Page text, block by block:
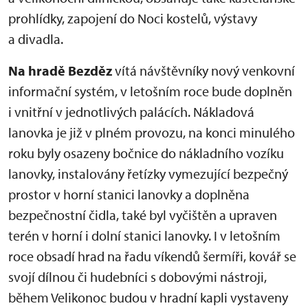
prohlídky, zapojení do Noci kostelů, výstavy
a divadla.
Na hradě Bezdězvítá návštěvníky nový venkovní
informační systém, v letošním roce bude doplněn
i vnitřní v jednotlivých palácích. Nákladová
lanovka je již v plném provozu, na konci minulého
roku byly osazeny bočnice do nákladního vozíku
lanovky, instalovány řetízky vymezující bezpečný
prostor v horní stanici lanovky a doplněna
bezpečnostní čidla, také byl vyčištěn a upraven
terén v horní i dolní stanici lanovky. I v letošním
roce obsadí hrad na řadu víkendů šermíři, kovář se
svojí dílnou či hudebníci s dobovými nástroji,
během Velikonoc budou v hradní kapli vystaveny